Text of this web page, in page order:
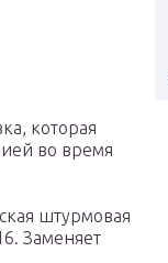
которая
во время
штурмовая
Заменяет